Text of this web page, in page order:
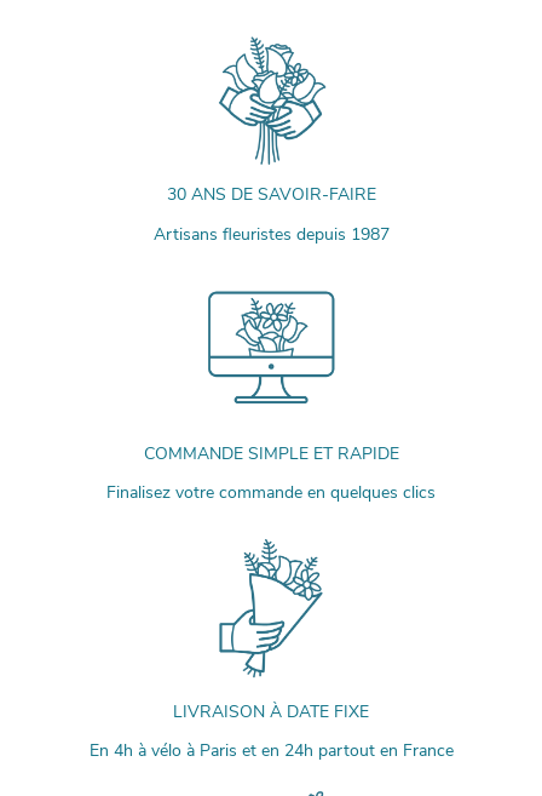
30 ANS DE SAVOIR-FAIRE
Artisans fleuristes depuis 1987
COMMANDE SIMPLE ET RAPIDE
Finalisez votre commande en quelques clics
LIVRAISON À DATE FIXE
En 4h à vélo à Paris et en 24h partout en France